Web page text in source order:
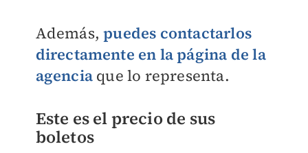
Además,puedes contactarlos
directamente en la página de la
agenciaque lo representa.
Este es el precio de sus
boletos